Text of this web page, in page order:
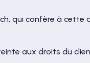
qui confère à
aux droits du